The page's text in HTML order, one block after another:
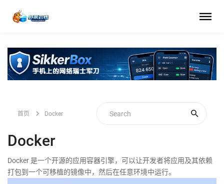
首页 Docker
Docker
Docker 是一个开源的应用容器引擎，可以让开发者将应用及其依赖
打包到一个可移植的镜像中，然后在任意环境中运行。